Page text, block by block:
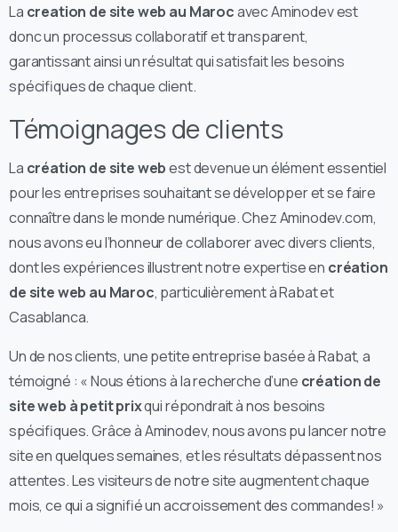
La creation de site web au Marocavec Aminodev est
donc un processus collaboratif et transparent,
garantissant ainsi un résultat qui satisfait les besoins
spécifiques de chaque client.
Témoignages de clients
La création de site webest devenue un élément essentiel
pour les entreprises souhaitant se développer et se faire
connaître dans le monde numérique. Chez Aminodev.com,
nous avons eu l’honneur de collaborer avec divers clients,
dont les expériences illustrent notre expertise en création
de site web au Maroc, particulièrement à Rabat et
Casablanca.
Un de nos clients, une petite entreprise basée à Rabat, a
témoigné : « Nous étions à la recherche d’une création de
site web à petit prixqui répondrait à nos besoins
spécifiques. Grâce à Aminodev, nous avons pu lancer notre
site en quelques semaines, et les résultats dépassent nos
attentes. Les visiteurs de notre site augmentent chaque
mois, ce qui a signifié un accroissement des commandes! »